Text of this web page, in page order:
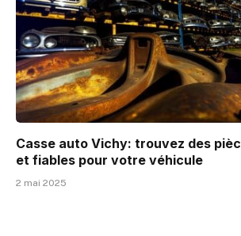
Casse auto Vichy: trouvez des
et fiables pour votre véhicule
2 mai 2025